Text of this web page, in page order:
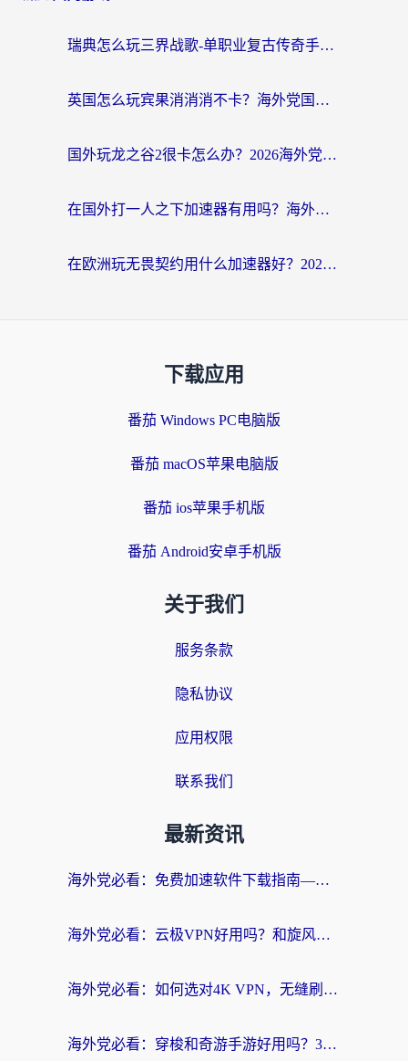
瑞典怎么玩三界战歌-单职业复古传奇手游？海外党国服游戏加速终极指南
英国怎么玩宾果消消消不卡？海外党国服游戏加速终极攻略（附守望第九大陆解决办法）
国外玩龙之谷2很卡怎么办？2026海外党必看的国服游戏加速全攻略
在国外打一人之下加速器有用吗？海外党国服游戏畅玩全攻略
在欧洲玩无畏契约用什么加速器好？2026海外党亲测有效指南
下载应用
番茄 Windows PC电脑版
番茄 macOS苹果电脑版
番茄 ios苹果手机版
番茄 Android安卓手机版
关于我们
服务条款
隐私协议
应用权限
联系我们
最新资讯
海外党必看：免费加速软件下载指南——无缝访问国内资源的正确打开方式
海外党必看：云极VPN好用吗？和旋风VPN对比哪个回国效果更好？附真实体验+选择攻略
海外党必看：如何选对4K VPN，无缝刷国内剧听网易云？
海外党必看：穿梭和奇游手游好用吗？3步选对回国加速器，流畅看CCTV5海外直播